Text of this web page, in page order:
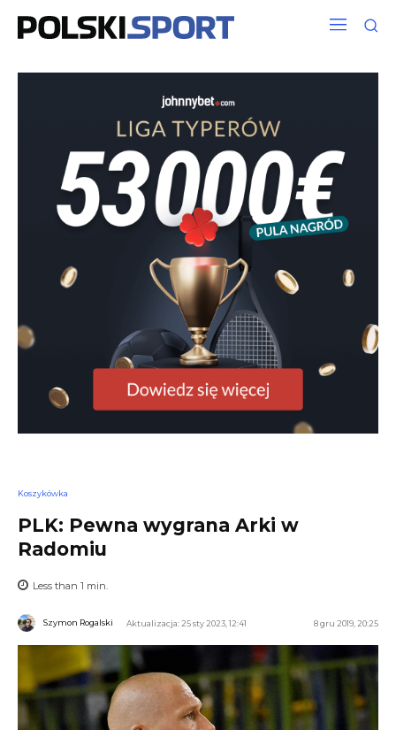
Koszykówka
PLK: Pewna wygrana Arki w
Radomiu
Less than 1 min.
Szymon Rogalski Aktualizacja: 25 sty 2023, 12:41 8 gru 2019, 20:25